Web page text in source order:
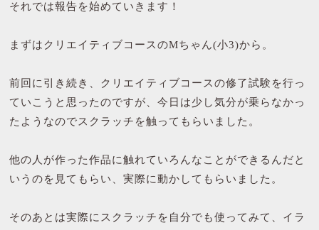
それでは報告を始めていきます！
まずはクリエイティブコースのMちゃん(小3)から。
前回に引き続き、クリエイティブコースの修了試験を行っ
ていこうと思ったのですが、今日は少し気分が乗らなかっ
たようなのでスクラッチを触ってもらいました。
他の人が作った作品に触れていろんなことができるんだと
いうのを見てもらい、実際に動かしてもらいました。
そのあとは実際にスクラッチを自分でも使ってみて、イラ